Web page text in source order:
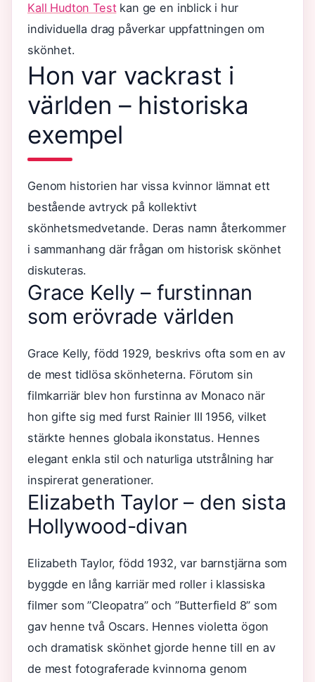
Kall Hudton Testkan ge en inblick i hur
individuella drag påverkar uppfattningen om
skönhet.
Hon var vackrast i
världen – historiska
exempel
Genom historien har vissa kvinnor lämnat ett
bestående avtryck på kollektivt
skönhetsmedvetande. Deras namn återkommer
i sammanhang där frågan om historisk skönhet
diskuteras.
Grace Kelly – furstinnan
som erövrade världen
Grace Kelly, född 1929, beskrivs ofta som en av
de mest tidlösa skönheterna. Förutom sin
filmkarriär blev hon furstinna av Monaco när
hon gifte sig med furst Rainier III 1956, vilket
stärkte hennes globala ikonstatus. Hennes
elegant enkla stil och naturliga utstrålning har
inspirerat generationer.
Elizabeth Taylor – den sista
Hollywood-divan
Elizabeth Taylor, född 1932, var barnstjärna som
byggde en lång karriär med roller i klassiska
filmer som ”Cleopatra” och ”Butterfield 8” som
gav henne två Oscars. Hennes violetta ögon
och dramatisk skönhet gjorde henne till en av
de mest fotograferade kvinnorna genom